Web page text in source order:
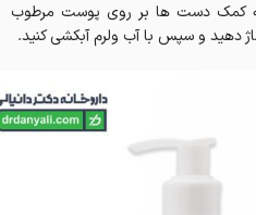
کمک دست ها بر روی پوست مرطوب
دهید و سپس با آب ولرم آبکشی کنید.